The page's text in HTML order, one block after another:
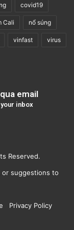
covid19
Cali nổ súng
vinfast virus
email
inbox
Reserved.
suggestions to
Privacy Policy